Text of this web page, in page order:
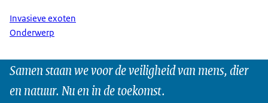
Invasieve exoten
Onderwerp
Samen staan we voor de veiligheid van mens, dier
en natuur. Nu en in de toekomst.